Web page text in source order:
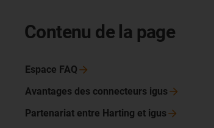
Contenu de la page
Espace FAQ
Avantages des connecteurs igus
Partenariat entre Harting et igus